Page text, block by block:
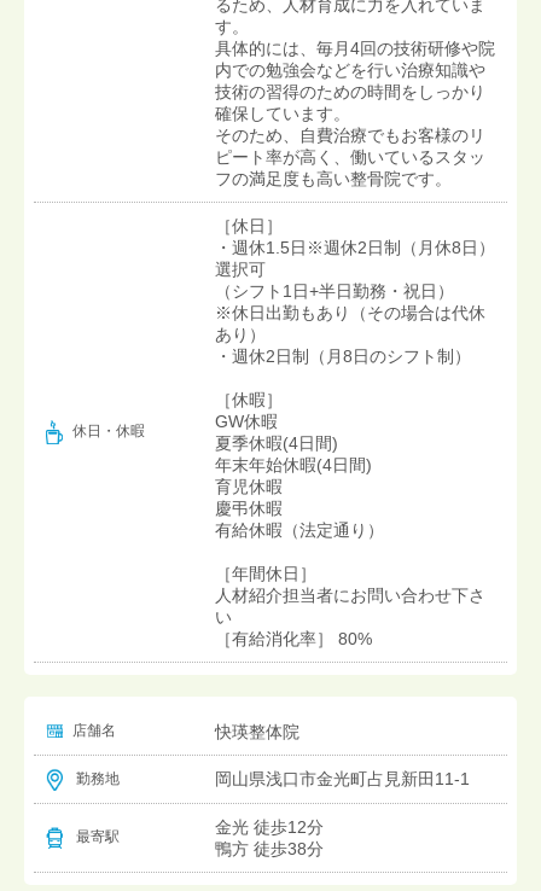
るため、人材育成に力を入れていま
す。
具体的には、毎月4回の技術研修や院
内での勉強会などを行い治療知識や
技術の習得のための時間をしっかり
確保しています。
そのため、自費治療でもお客様のリ
ピート率が高く、働いているスタッ
フの満足度も高い整骨院です。
休日・休暇
［休日］
・週休1.5日※週休2日制（月休8日）
選択可
（シフト1日+半日勤務・祝日）
※休日出勤もあり（その場合は代休
あり）
・週休2日制（月8日のシフト制）
［休暇］
GW休暇
夏季休暇(4日間)
年末年始休暇(4日間)
育児休暇
慶弔休暇
有給休暇（法定通り）
［年間休日］
人材紹介担当者にお問い合わせ下さ
い
［有給消化率］ 80%
店舗名 快瑛整体院
勤務地 岡山県浅口市金光町占見新田11-1
最寄駅
金光 徒歩12分
鴨方 徒歩38分